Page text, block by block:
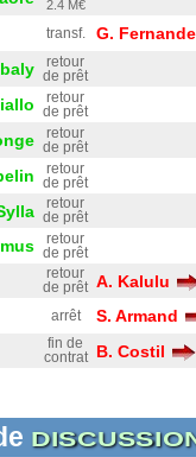
2.4 M€
transf. G.
retour
de prêt
retour
de prêt
retour
de prêt
retour
de prêt
retour
de prêt
retour
de prêt
retour
de prêt A. Kalulu
arrêt S. Armand
fin de
contrat
B. Costil